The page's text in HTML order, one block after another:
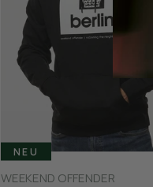
NEU
WEEKEND OFFENDER